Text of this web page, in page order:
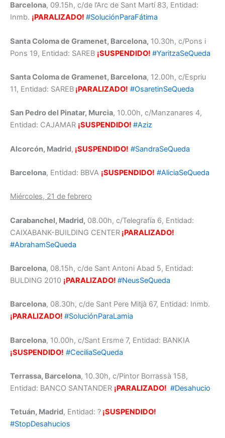
Barcelona, 09.15h, c/de l’Arc de Sant Martí 83, Entidad:
Inmb. ¡PARALIZADO! #SoluciónParaFátima
Santa Coloma de Gramenet, Barcelona, 10.30h, c/Pons i
Pons 19, Entidad: SAREB ¡SUSPENDIDO! #YaritzaSeQueda
Santa Coloma de Gramenet, Barcelona, 12.00h, c/Espriu
11, Entidad: SAREB ¡PARALIZADO! #OsaretinSeQueda
San Pedro del Pinatar, Murcia, 10.00h, c/Manzanares 4,
Entidad: CAJAMAR ¡SUSPENDIDO! #Aziz
Alcorcón, Madrid, ¡SUSPENDIDO! #SandraSeQueda
Barcelona, Entidad: BBVA ¡SUSPENDIDO! #AliciaSeQueda
Miércoles, 21 de febrero
Carabanchel, Madrid, 08.00h, c/Telegrafía 6, Entidad:
CAIXABANK-BUILDING CENTER ¡PARALIZADO!
#AbrahamSeQueda
Barcelona, 08.15h, c/de Sant Antoni Abad 5, Entidad:
BULDING 2010 ¡PARALIZADO! #NeusSeQueda
Barcelona, 08.30h, c/de Sant Pere Mitjà 67, Entidad: Inmb.
¡PARALIZADO! #SoluciónParaLamia
Barcelona, 10.00h, c/Sant Ersme 7, Entidad: BANKIA
¡SUSPENDIDO! #CeciliaSeQueda
Terrassa, Barcelona, 10.30h, c/Pintor Borrassà 158,
Entidad: BANCO SANTANDER ¡PARALIZADO! #Desahucio
Tetuán, Madrid, Entidad: ? ¡SUSPENDIDO!
#StopDesahucios